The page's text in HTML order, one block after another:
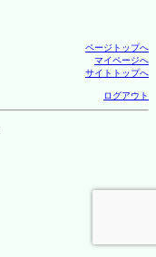
ページトップへ
マイページへ
サイトトップへ
ログアウト